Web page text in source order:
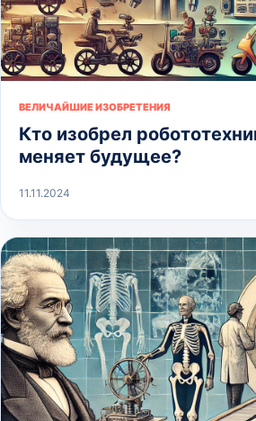
ВЕЛИЧАЙШИЕ ИЗОБРЕТЕНИЯ
Кто изобрел
меняет будущее?
11.11.2024